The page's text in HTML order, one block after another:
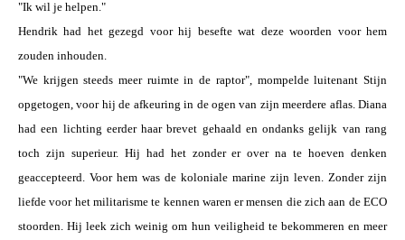
"Ik wil je helpen."
Hendrik had het gezegd voor hij besefte wat deze woorden voor hem
zouden inhouden.
"We krijgen steeds meer ruimte in de raptor", mompelde luitenant Stijn
opgetogen, voor hij de afkeuring in de ogen van zijn meerdere aflas. Diana
had een lichting eerder haar brevet gehaald en ondanks gelijk van rang
toch zijn superieur. Hij had het zonder er over na te hoeven denken
geaccepteerd. Voor hem was de koloniale marine zijn leven. Zonder zijn
liefde voor het militarisme te kennen waren er mensen die zich aan de ECO
stoorden. Hij leek zich weinig om hun veiligheid te bekommeren en meer